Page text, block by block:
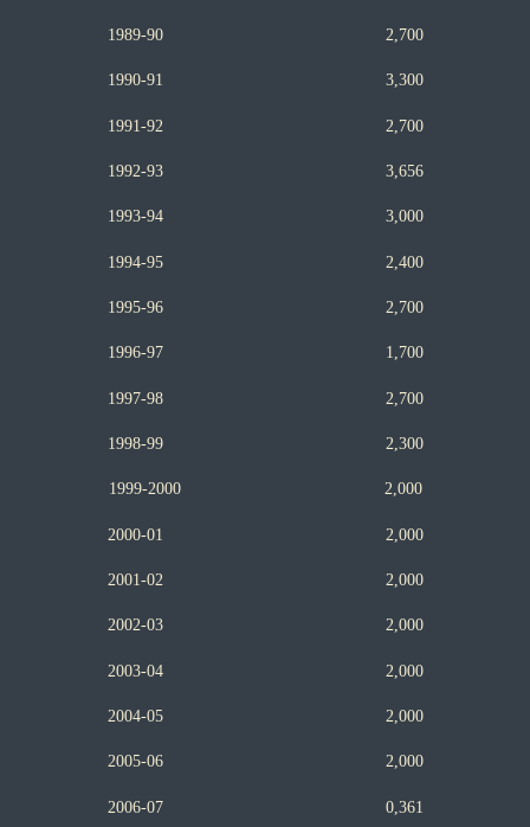
1989-90 2,700
1990-91 3,300
1991-92 2,700
1992-93 3,656
1993-94 3,000
1994-95 2,400
1995-96 2,700
1996-97 1,700
1997-98 2,700
1998-99 2,300
1999-2000 2,000
2000-01 2,000
2001-02 2,000
2002-03 2,000
2003-04 2,000
2004-05 2,000
2005-06 2,000
2006-07 0,361